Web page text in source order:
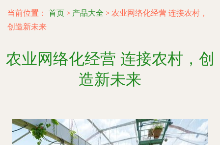
当前位置： 首页 > 产品大全 > 农业网络化经营 连接农村，
创造新未来
农业网络化经营 连接农村，创
造新未来